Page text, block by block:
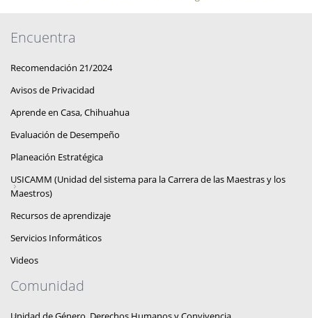
Encuentra
Recomendación 21/2024
Avisos de Privacidad
Aprende en Casa, Chihuahua
Evaluación de Desempeño
Planeación Estratégica
USICAMM (Unidad del sistema para la Carrera de las Maestras y los
Maestros)
Recursos de aprendizaje
Servicios Informáticos
Videos
Comunidad